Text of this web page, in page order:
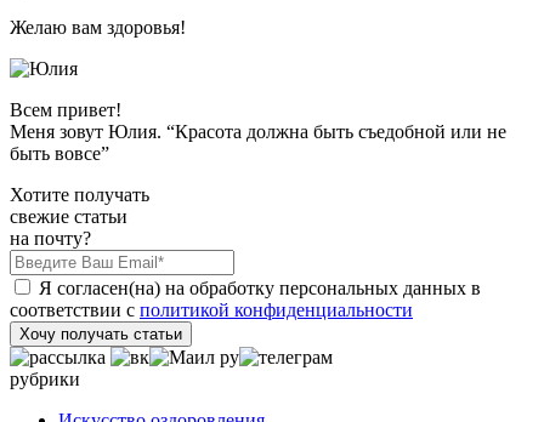
Желаю вам здоровья!
Всем привет!
Меня зовут Юлия. “Красота должна быть съедобной или не
быть вовсе”
Хотите получать
свежие статьи
на почту?
Я согласен(на) на обработку персональных данных в
соответствии с политикой конфиденциальности
Хочу получать статьи
рубрики